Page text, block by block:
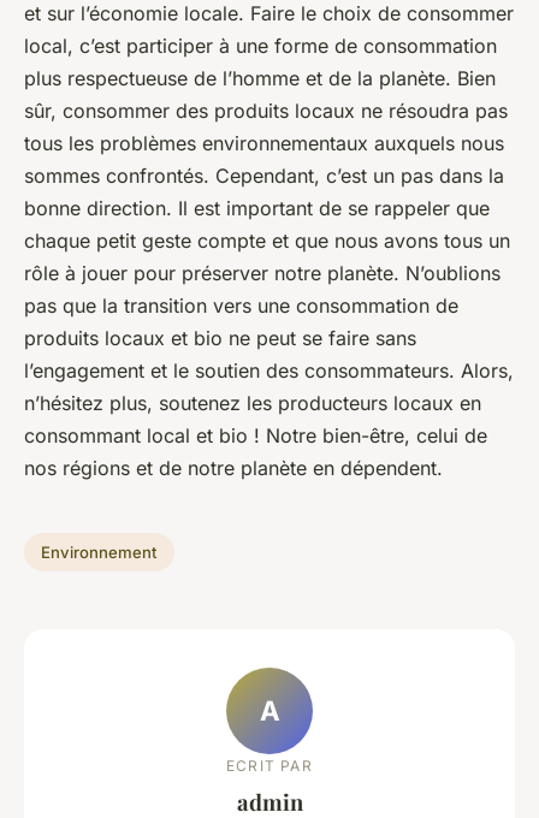
et sur l’économie locale. Faire le choix de consommer
local, c’est participer à une forme de consommation
plus respectueuse de l’homme et de la planète. Bien
sûr, consommer des produits locaux ne résoudra pas
tous les problèmes environnementaux auxquels nous
sommes confrontés. Cependant, c’est un pas dans la
bonne direction. Il est important de se rappeler que
chaque petit geste compte et que nous avons tous un
rôle à jouer pour préserver notre planète. N’oublions
pas que la transition vers une consommation de
produits locaux et bio ne peut se faire sans
l’engagement et le soutien des consommateurs. Alors,
n’hésitez plus, soutenez les producteurs locaux en
consommant local et bio ! Notre bien-être, celui de
nos régions et de notre planète en dépendent.
Environnement
A
ECRIT PAR
admin